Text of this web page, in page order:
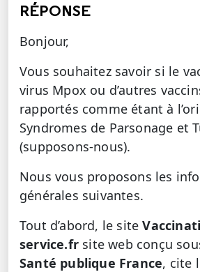
RÉPONSE
Bonjour,
Vous souhaitez savoir si le
virus Mpox ou d’autres
rapportés comme étant à
Syndromes de Parsonage et
(supposons-nous).
Nous vous proposons les
générales suivantes.
Tout d’abord, le site
service.fr site web conçu
Santé publique France, cite